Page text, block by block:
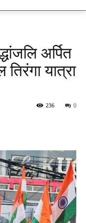
अर्पित
यात्रा
0
236